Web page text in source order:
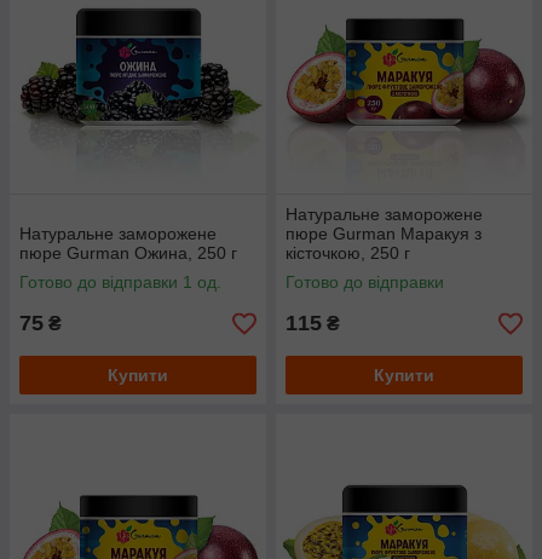
Натуральне заморожене
пюре Gurman Ожина, 250 г
Готово до відправки 1 од.
75 ₴
Купити
Натуральне заморожене
пюре Gurman Маракуя з
кісточкою, 250 г
Готово до відправки
115 ₴
Купити